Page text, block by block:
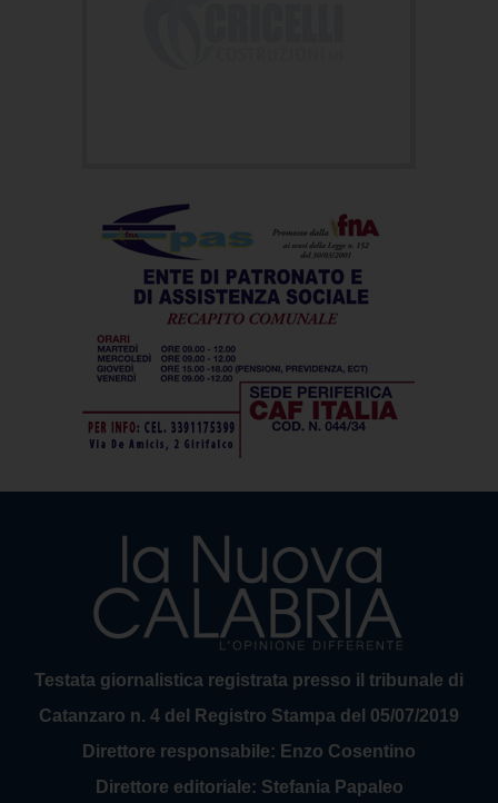
Testata giornalistica registrata presso il tribunale di
Catanzaro n. 4 del Registro Stampa del 05/07/2019
Direttore responsabile: Enzo Cosentino
Direttore editoriale: Stefania Papaleo